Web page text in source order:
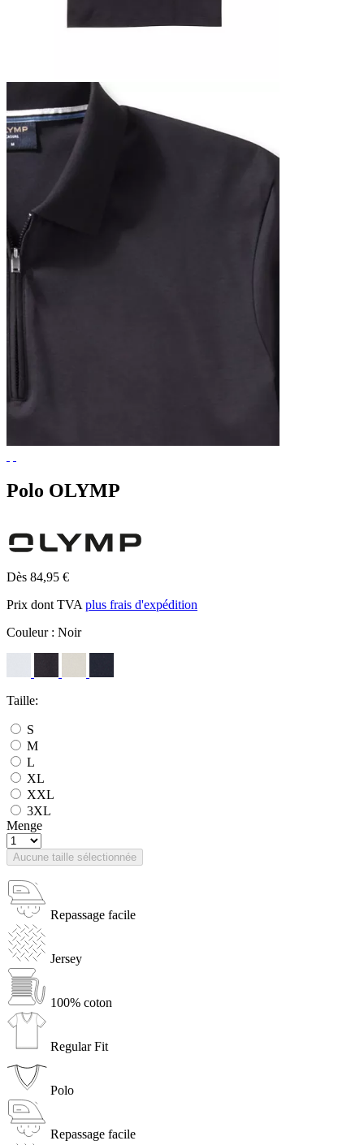
Polo OLYMP
Dès 84,95 €
Prix dont TVA plus frais d'expédition
Couleur : Noir
Taille:
S
M
L
XL
XXL
3XL
Menge
Aucune taille sélectionnée
Repassage facile
Jersey
100% coton
Regular Fit
Polo
Repassage facile